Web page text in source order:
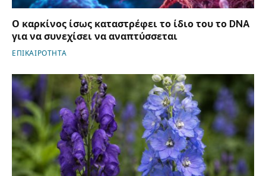
Ο καρκίνος ίσως καταστρέφει το ίδιο του το DNA
για να συνεχίσει να αναπτύσσεται
ΕΠΙΚΑΙΡΟΤΗΤΑ